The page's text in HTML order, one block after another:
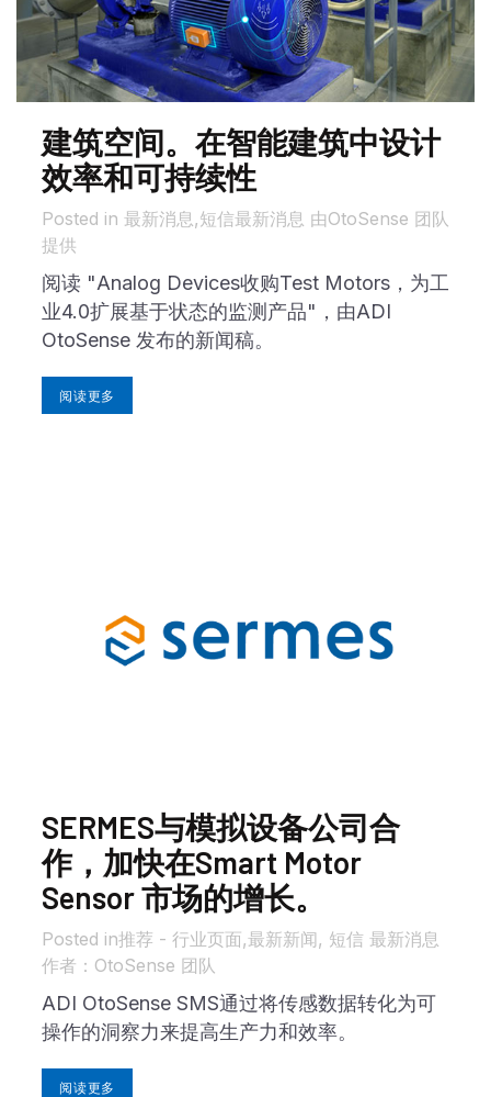
建筑空间。在智能建筑中设计
效率和可持续性
in 最新消息,短信最新消息 由OtoSense 团队
提供
阅读 "Analog Devices收购Test Motors，为工
业4.0扩展基于状态的监测产品"，由ADI
OtoSense 发布的新闻稿。
阅读更多
SERMES与模拟设备公司合
作，加快在Smart Motor
Sensor 市场的增长。
in推荐 - 行业页面,最新新闻, 短信 最新消息
作者： OtoSense 团队
ADI OtoSense SMS通过将传感数据转化为可
操作的洞察力来提高生产力和效率。
阅读更多